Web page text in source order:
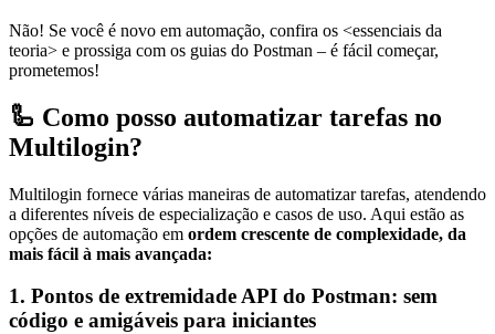
Não! Se você é novo em automação, confira os <essenciais da
teoria> e prossiga com os guias do Postman – é fácil começar,
prometemos!
🦾 Como posso automatizar tarefas no
Multilogin?
Multilogin fornece várias maneiras de automatizar tarefas, atendendo
a diferentes níveis de especialização e casos de uso. Aqui estão as
opções de automação em ordem crescente de complexidade, da
mais fácil à mais avançada:
1. Pontos de extremidade API do Postman: sem
código e amigáveis para iniciantes